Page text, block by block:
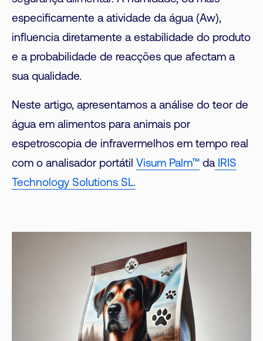
especificamente a atividade da água (Aw),
influencia diretamente a estabilidade do produto
e a probabilidade de reacções que afectam a
sua qualidade.
Neste artigo, apresentamos a análise do teor de
água em alimentos para animais por
espetroscopia de infravermelhos em tempo real
com o analisador portátil Visum Palm™ daIRIS
Technology Solutions SL.